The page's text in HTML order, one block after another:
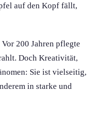
auf den Kopf fällt,
200 Jahren pflegte
Doch Kreativität,
Sie ist vielseitig,
in starke und